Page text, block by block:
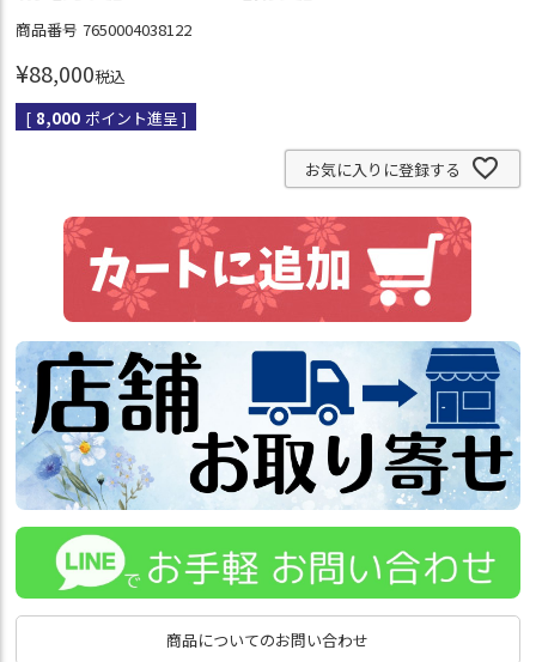
商品番号 7650004038122
¥88,000税込
[ 8,000 ポイント進呈 ]
お気に入りに登録する
商品についてのお問い合わせ